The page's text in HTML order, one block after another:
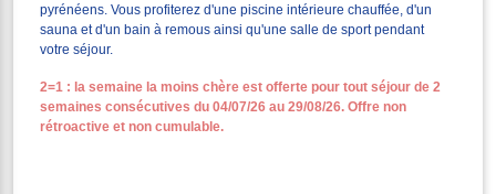
pyrénéens. Vous profiterez d'une piscine intérieure chauffée, d'un
sauna et d'un bain à remous ainsi qu'une salle de sport pendant
votre séjour.
2=1 : la semaine la moins chère est offerte pour tout séjour de 2
semaines consécutives du 04/07/26 au 29/08/26. Offre non
rétroactive et non cumulable.